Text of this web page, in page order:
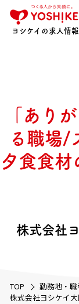
ヨシケイの求人情報
「あり
る職場/
夕食食
株式会社
TOP 勤務地・
株式会社ヨシケイ大